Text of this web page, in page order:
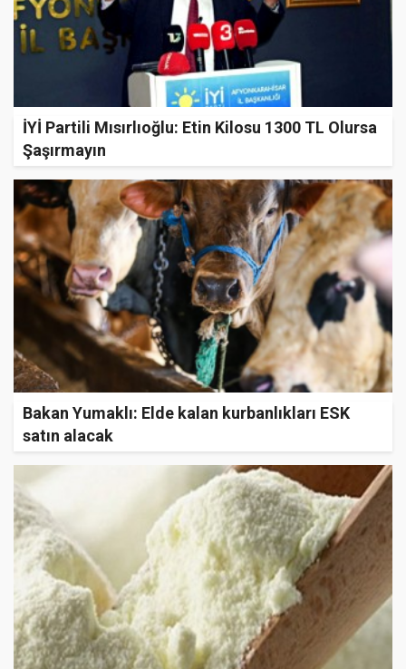
İYİ Partili Mısırlıoğlu: Etin Kilosu 1300 TL Olursa
Şaşırmayın
Bakan Yumaklı: Elde kalan kurbanlıkları ESK
satın alacak